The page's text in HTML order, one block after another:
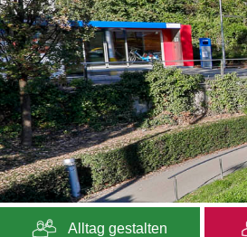
Alltag gestalten